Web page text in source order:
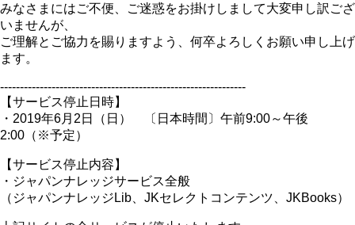
みなさまにはご不便、ご迷惑をお掛けしまして大変申し訳ござ
いませんが、
ご理解とご協力を賜りますよう、何卒よろしくお願い申し上げ
ます。
--------------------------------------------------------------
【サービス停止日時】
・2019年6月2日（日） 〔日本時間〕午前9:00～午後
2:00（※予定）
【サービス停止内容】
・ジャパンナレッジサービス全般
（ジャパンナレッジLib、JKセレクトコンテンツ、JKBooks）